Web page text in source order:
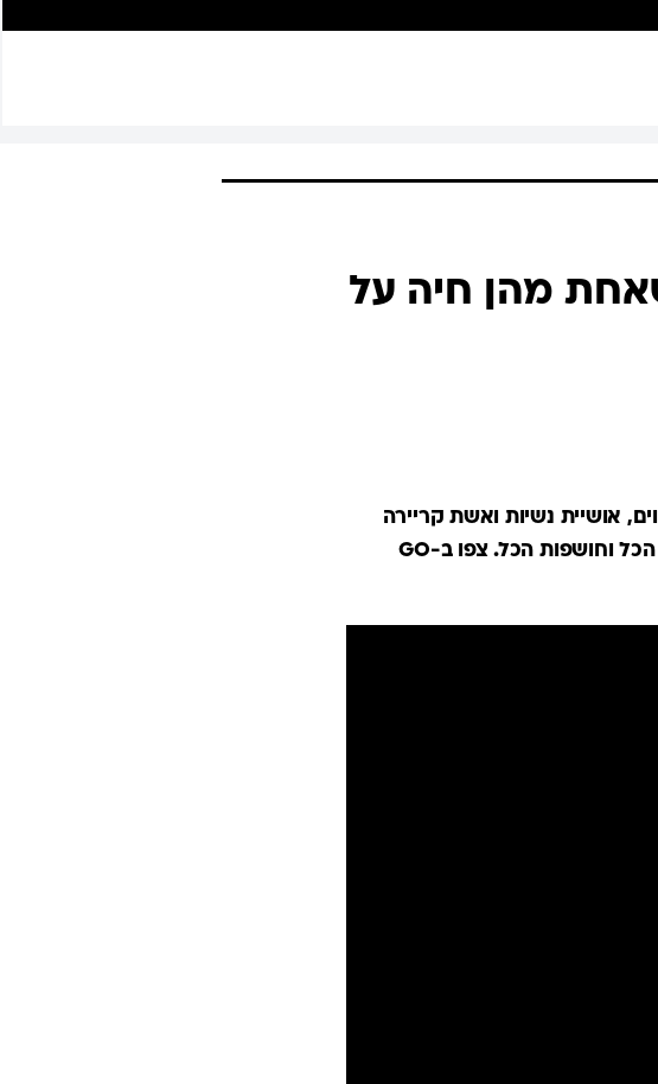
מהן חיה על
אושיית נשיות ואשת קריירה
בזכות עצמה, ויחד איתה מיכל (הקטנה) ויצמן, כדי לדבר על - ובכן - הכל וחושפות הכל. צפו ב-GO